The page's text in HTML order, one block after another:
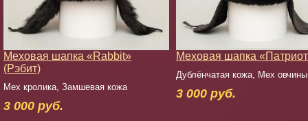
Меховая шапка «Rabbit»
(Рэбит)
Мех кролика, Замшевая кожа
3 000 руб.
Меховая шапка
Дублёнчатая кожа, Мех овчины
3 000 руб.